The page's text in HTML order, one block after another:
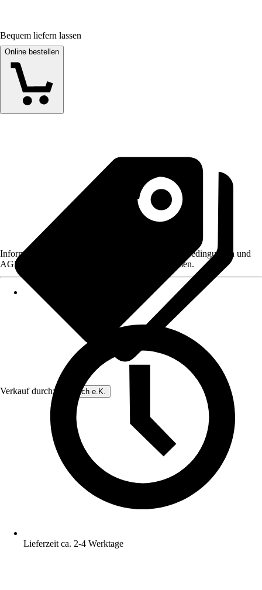
Bequem liefern lassen
Online bestellen
Verkauf durch: Dinotech e.K.
Informationen des Verkäufers, wie z. B. Rückgabebedingungen und
AGB, finden Sie bei Klick auf den Verkäufernamen.
Lieferzeit ca. 2-4 Werktage